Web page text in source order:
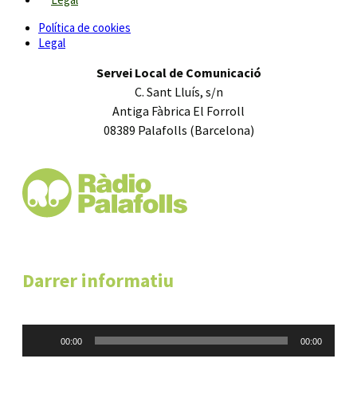
Política de cookies
Legal
Servei Local de Comunicació
C. Sant Lluís, s/n
Antiga Fàbrica El Forroll
08389 Palafolls (Barcelona)
Darrer informatiu
00:00 00:00